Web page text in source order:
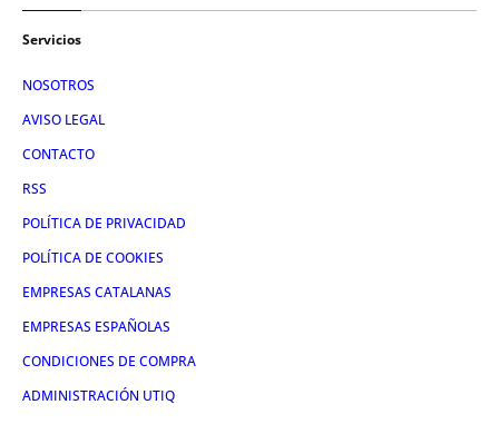
Servicios
NOSOTROS
AVISO LEGAL
CONTACTO
RSS
POLÍTICA DE PRIVACIDAD
POLÍTICA DE COOKIES
EMPRESAS CATALANAS
EMPRESAS ESPAÑOLAS
CONDICIONES DE COMPRA
ADMINISTRACIÓN UTIQ